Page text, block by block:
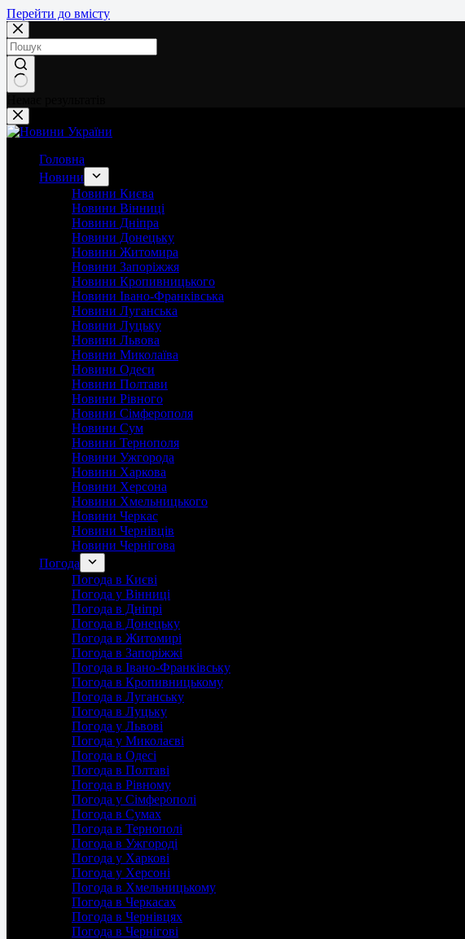
Перейти до вмісту
Головна
Новини
Новини Києва
Новини Вінниці
Новини Дніпра
Новини Донецьку
Новини Житомира
Новини Запоріжжя
Новини Кропивницького
Новини Івано-Франківська
Новини Луганська
Новини Луцьку
Новини Львова
Новини Миколаїва
Новини Одеси
Новини Полтави
Новини Рівного
Новини Сімферополя
Новини Сум
Новини Тернополя
Новини Ужгорода
Новини Харкова
Новини Херсона
Новини Хмельницького
Новини Черкас
Новини Чернівців
Новини Чернігова
Погода
Погода в Києві
Погода у Вінниці
Погода в Дніпрі
Погода в Донецьку
Погода в Житомирі
Погода в Запоріжжі
Погода в Івано-Франківську
Погода в Кропивницькому
Погода в Луганську
Погода в Луцьку
Погода у Львові
Погода у Миколаєві
Погода в Одесі
Погода в Полтаві
Погода в Рівному
Погода у Сімферополі
Погода в Сумах
Погода в Тернополі
Погода в Ужгороді
Погода у Харкові
Погода у Херсоні
Погода в Хмельницькому
Погода в Черкасах
Погода в Чернівцях
Погода в Чернігові